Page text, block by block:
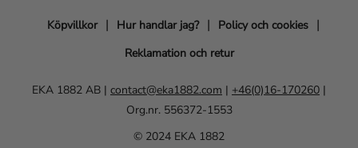
Köpvillkor Hur handlar jag?
Policy och cookies
Reklamation och retur
EKA 1882 AB | contact@eka1882.com | +46(0)16-170260 |
Org.nr. 556372-1553
© 2024 EKA 1882